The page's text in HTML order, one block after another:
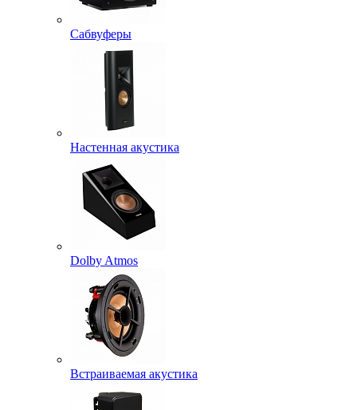
Сабвуферы
Настенная акустика
Dolby Atmos
Встраиваемая акустика